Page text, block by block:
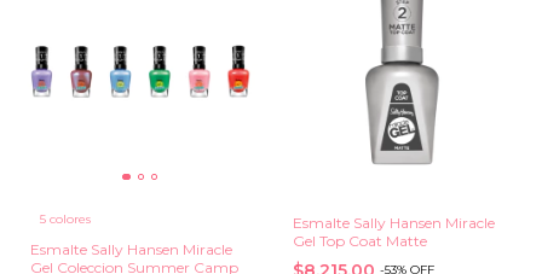
5 colores
Esmalte Sally Hansen Miracle
Gel Coleccion Summer Camp
Esmalte Sally Hansen Miracle
Gel Top Coat Matte
-53% OFF